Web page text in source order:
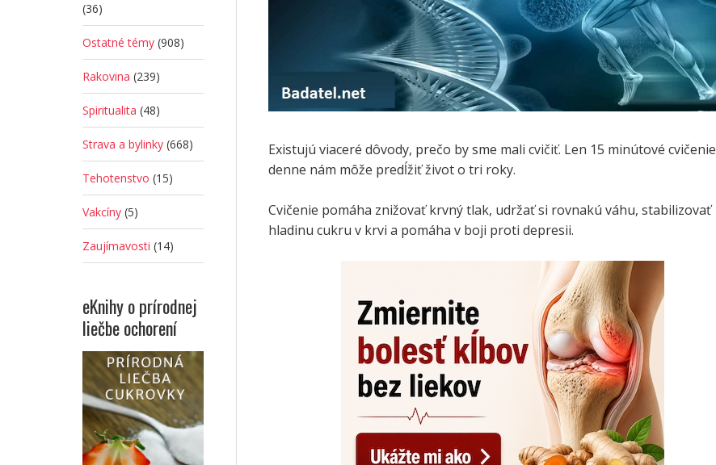
Existujú viaceré dôvody, prečo by sme mali cvičiť. Len 15 minútové cvičenie
denne nám môže predĺžiť život o tri roky.
Cvičenie pomáha znižovať krvný tlak, udržať si rovnakú váhu, stabilizovať
hladinu cukru v krvi a pomáha v boji proti depresii.
(36)
Ostatné témy (908)
Rakovina (239)
Spiritualita (48)
Strava a bylinky (668)
Tehotenstvo (15)
Vakcíny (5)
Zaujímavosti (14)
eKnihy o prírodnej
liečbe ochorení